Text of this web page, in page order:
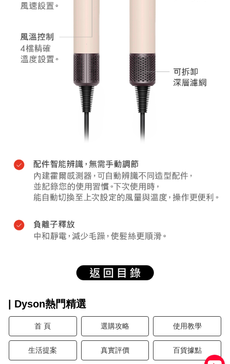
| Dyson熱門精選
首 頁 選購攻略 使用教學
生活提案 真實評價 百貨據點